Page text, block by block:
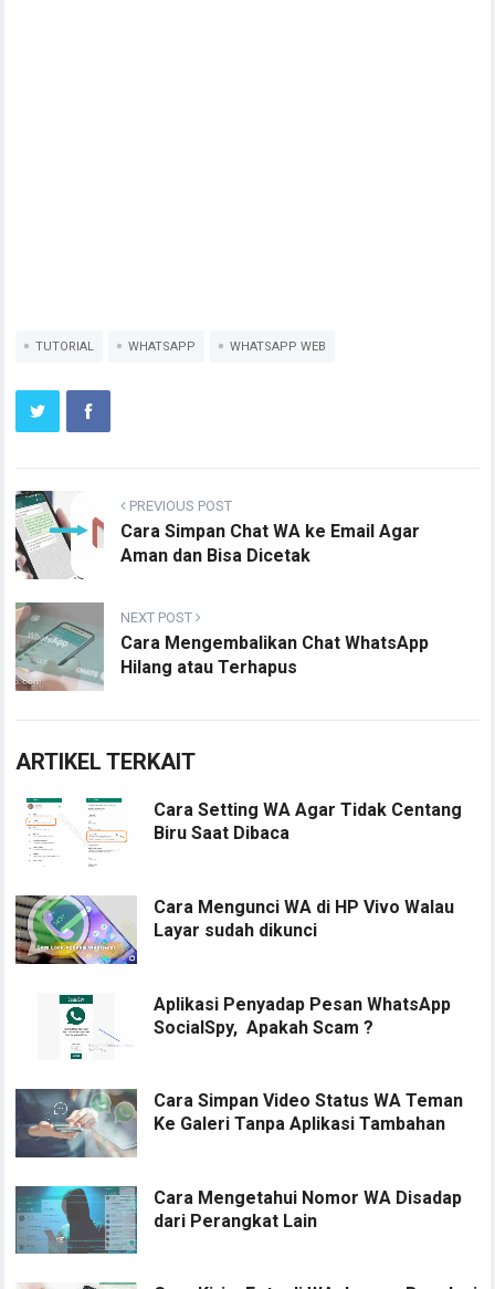
TUTORIAL WHATSAPP WHATSAPP WEB
PREVIOUS POST
Cara Simpan Chat WA ke Email Agar
Aman dan Bisa Dicetak
NEXT POST
Cara Mengembalikan Chat WhatsApp
Hilang atau Terhapus
ARTIKEL TERKAIT
Cara Setting WA Agar Tidak Centang
Biru Saat Dibaca
Cara Mengunci WA di HP Vivo Walau
Layar sudah dikunci
Aplikasi Penyadap Pesan WhatsApp
SocialSpy, Apakah Scam ?
Cara Simpan Video Status WA Teman
Ke Galeri Tanpa Aplikasi Tambahan
Cara Mengetahui Nomor WA Disadap
dari Perangkat Lain